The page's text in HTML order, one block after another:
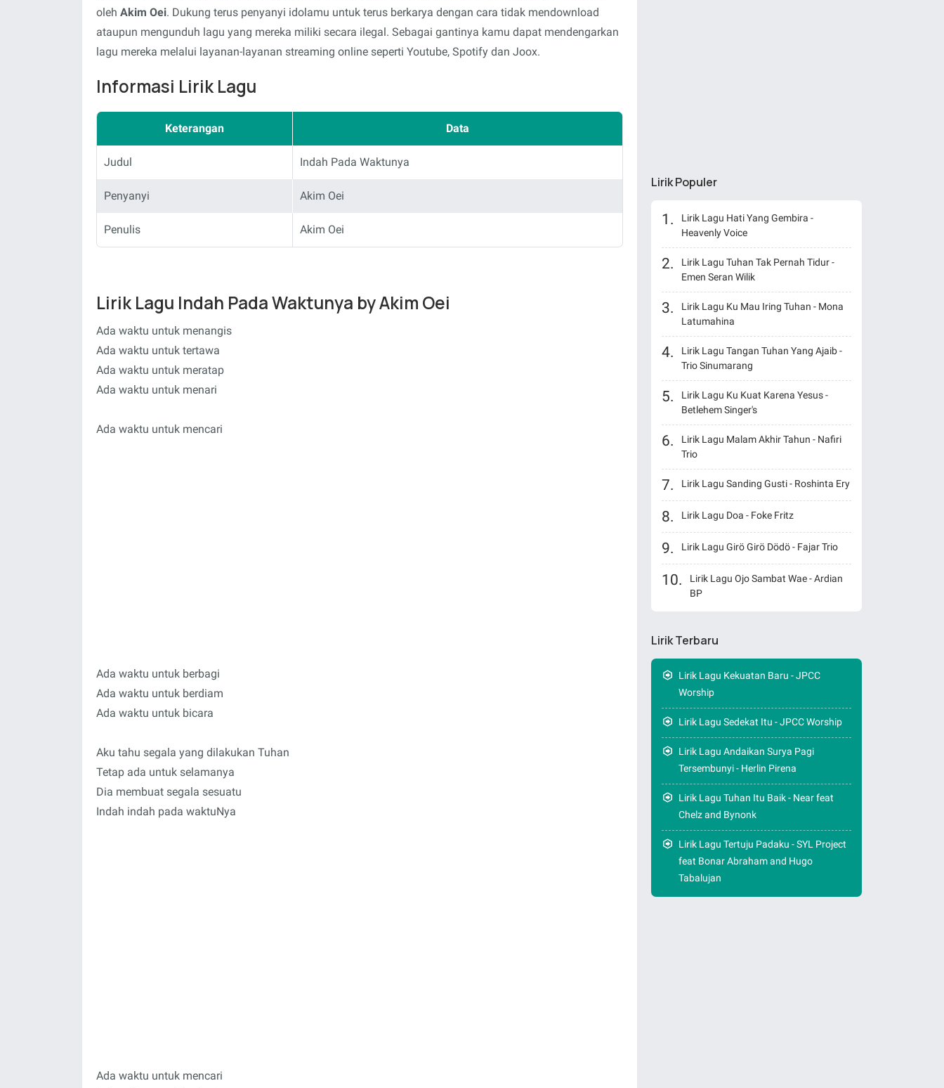
oleh Akim Oei. Dukung terus penyanyi idolamu untuk terus berkarya dengan cara tidak mendownload
ataupun mengunduh lagu yang mereka miliki secara ilegal. Sebagai gantinya kamu dapat mendengarkan
lagu mereka melalui layanan-layanan streaming online seperti Youtube, Spotify dan Joox.
Informasi Lirik Lagu
Keterangan Data
Judul Indah Pada Waktunya
Penyanyi Akim Oei
Penulis Akim Oei
Lirik Lagu Indah Pada Waktunya by Akim Oei
Ada waktu untuk menangis
Ada waktu untuk tertawa
Ada waktu untuk meratap
Ada waktu untuk menari
Ada waktu untuk mencari
Ada waktu untuk berbagi
Ada waktu untuk berdiam
Ada waktu untuk bicara
Aku tahu segala yang dilakukan Tuhan
Tetap ada untuk selamanya
Dia membuat segala sesuatu
Indah indah pada waktuNya
Ada waktu untuk mencari
Lirik Populer
Lirik Lagu Hati Yang Gembira -
Heavenly Voice
Lirik Lagu Tuhan Tak Pernah Tidur -
Emen Seran Wilik
Lirik Lagu Ku Mau Iring Tuhan - Mona
Latumahina
Lirik Lagu Tangan Tuhan Yang Ajaib -
Trio Sinumarang
Lirik Lagu Ku Kuat Karena Yesus -
Betlehem Singer's
Lirik Lagu Malam Akhir Tahun - Nafiri
Trio
Lirik Lagu Sanding Gusti - Roshinta Ery
Lirik Lagu Doa - Foke Fritz
Lirik Lagu Girö Girö Dödö - Fajar Trio
Lirik Lagu Ojo Sambat Wae - Ardian
BP
Lirik Terbaru
Lirik Lagu Kekuatan Baru - JPCC
Worship
Lirik Lagu Sedekat Itu - JPCC Worship
Lirik Lagu Andaikan Surya Pagi
Tersembunyi - Herlin Pirena
Lirik Lagu Tuhan Itu Baik - Near feat
Chelz and Bynonk
Lirik Lagu Tertuju Padaku - SYL Project
feat Bonar Abraham and Hugo
Tabalujan